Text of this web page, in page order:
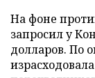
На фоне
запросил у
долларов. По